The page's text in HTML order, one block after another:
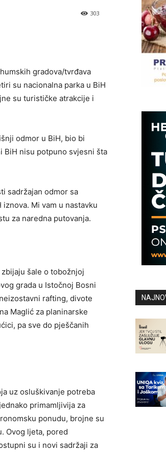
303
gradova/tvrđava
su nacionalna parka u BiH
su turističke atrakcije i
odmor u BiH, bio bi
BiH nisu potpuno svjesni šta
sadržajan odmor sa
Mi vam u nastavku
za naredna putovanja.
šale o tobožnjoj
grada u Istočnoj Bosni
rafting, divote
Maglić za planinarske
pa sve do pješčanih
uz osluškivanje potreba
primamljivija za
ponudu, brojne su
Ovog ljeta, pored
su i novi sadržaji za